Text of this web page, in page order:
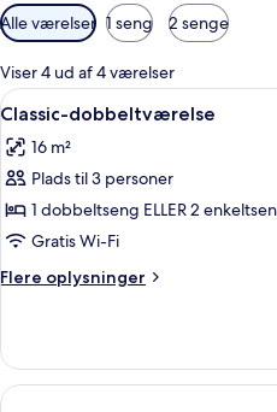
Tilgængelige
filtre
for
værelser
Alle værelser 1 seng 2 senge
Viser 4 ud af 4 værelser
Indlæs
alle
billeder
af
Classic-
dobbeltværelse
1
Classic-dobbeltværelse
16 m²
Plads til 3 personer
1 dobbeltseng ELLER 2
Gratis Wi-Fi
Flere oplysninger
Flere
dobbeltværelse